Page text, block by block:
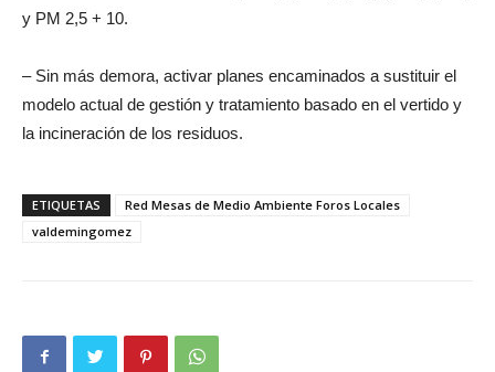
y PM 2,5 + 10.
– Sin más demora, activar planes encaminados a sustituir el
modelo actual de gestión y tratamiento basado en el vertido y
la incineración de los residuos.
ETIQUETAS
Red Mesas de Medio Ambiente Foros Locales
valdemingomez